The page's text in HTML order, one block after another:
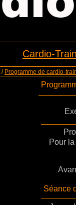
Cardio-
/ Programme de cardio-
Pour
Séance